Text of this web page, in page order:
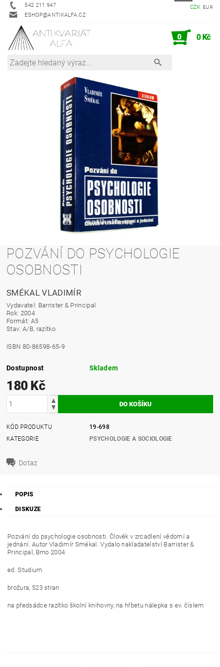
542 211 947
ESHOP@ANTIKALFA.CZ
CZK EUR
0 0 Kč
POZVÁNÍ DO PSYCHOLOGIE
OSOBNOSTI
SMÉKAL VLADIMÍR
Vydavatel: Barrister & Principal
Rok: 2004
Formát: A5
Stav: A/B, razítko
ISBN 80-86598-65-9
Dostupnost Skladem
180 Kč
KÓD PRODUKTU
19-698
KATEGORIE
PSYCHOLOGIE A SOCIOLOGIE
Dotaz
POPIS
DISKUZE
Pozvání do psychologie osobnosti. Člověk v zrcadlení vědomí a
jednání. Autor Vladimír Smékal. Vydalo nakladatelství Barrister &
Principal, Brno 2004
ed. Studium
brožura, 523 stran
na předsádce razítko školní knihovny, na hřbetu nálepka s ev. číslem